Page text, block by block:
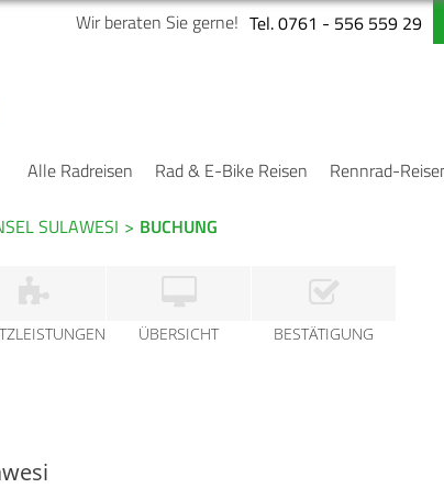
Tel. 0761 - 556 559 29
Wir beraten Sie gerne!
Alle Radreisen Rad & E-Bike Reisen Rennrad-
SULAWESI > BUCHUNG
ÜBERSICHT BESTÄTIGUNG